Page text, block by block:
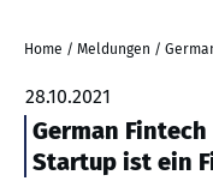
Home / Meldungen /
28.10.2021
German Fintech
Startup ist ein